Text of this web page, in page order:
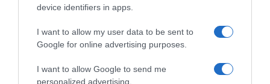
device identifiers in apps.
I want to allow my user data to be sent to
Google for online advertising purposes.
I want to allow Google to send me
personalized advertising.
Hogyan keltsd fel a figyelmet a társkereső profiloddal?